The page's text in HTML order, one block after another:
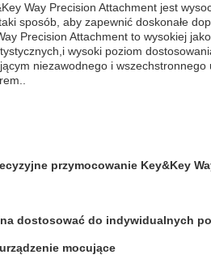
Way Precision Attachment jest
sposób, aby zapewnić doskonałe
Precision Attachment to wysokiej
wysoki poziom
niezawodnego i
przymocowanie Key&Key
dostosować do indywidualnych
mocujące